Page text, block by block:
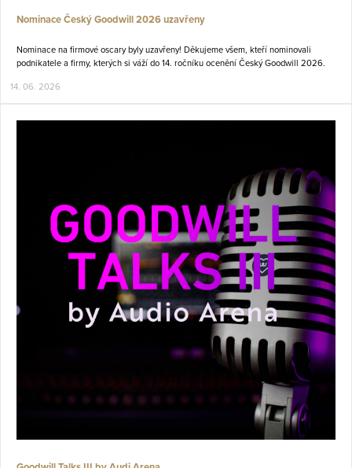
Nominace Český Goodwill 2026 uzavřeny
Nominace na firmové oscarybyly uzavřeny! Děkujeme všem, kteří nominovali
podnikatele a firmy, kterých si váží do 14. ročníku ocenění Český Goodwill 2026.
14. 06. 2026